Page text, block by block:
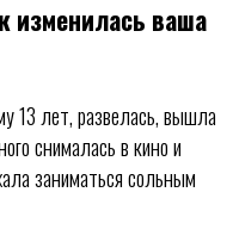
изменилась ваша
13 лет, развелась, вышла
снималась в кино и
заниматься сольным